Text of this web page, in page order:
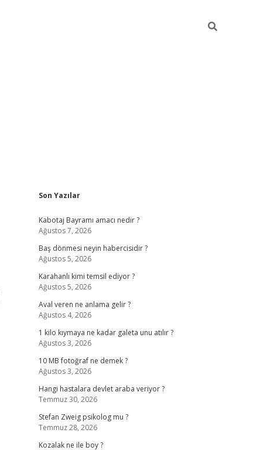
Sidebar
Son Yazılar
Kabotaj Bayramı amacı nedir ?
Ağustos 7, 2026
Baş dönmesi neyin habercisidir ?
Ağustos 5, 2026
Karahanlı kimi temsil ediyor ?
Ağustos 5, 2026
Aval veren ne anlama gelir ?
Ağustos 4, 2026
1 kilo kıymaya ne kadar galeta unu atılır ?
Ağustos 3, 2026
10 MB fotoğraf ne demek ?
Ağustos 3, 2026
Hangi hastalara devlet araba veriyor ?
Temmuz 30, 2026
Stefan Zweig psikolog mu ?
Temmuz 28, 2026
Kozalak ne ile boy ?
ilbet